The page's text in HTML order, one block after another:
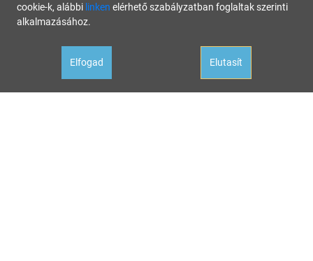
cookie-k, alábbi linken elérhető szabályzatban foglaltak szerinti
alkalmazásához.
Elfogad Elutasít